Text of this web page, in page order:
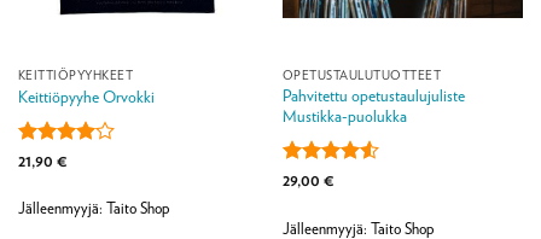
KEITTIÖPYYHKEET
Keittiöpyyhe Orvokki
Arvostelu
4 / 5
21,90 €
Jälleenmyyjä: Taito Shop
OPETUSTAULUTUOTTEET
Pahvitettu opetustaulujuliste
Mustikka-puolukka
Arvostelu
4.5
29,00 €
Jälleenmyyjä: Taito Shop